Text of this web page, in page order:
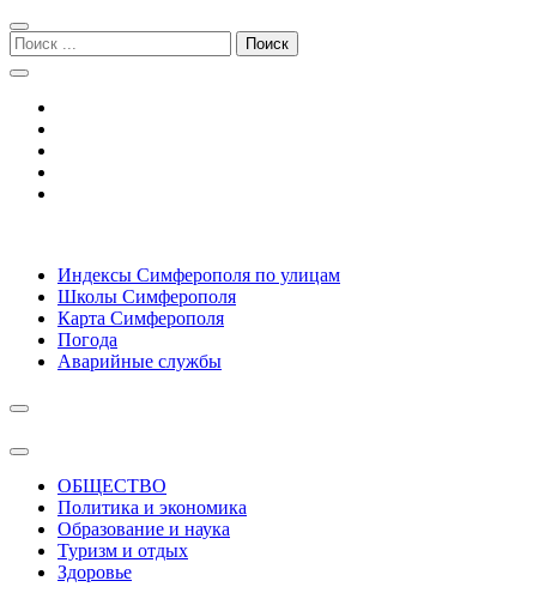
Перейти
к
навигации
Перейти
к
содержимому
Поиск:
Симферополь городской сайт
Индексы Симферополя по улицам
Школы Симферополя
Карта Симферополя
Погода
Аварийные службы
ОБЩЕСТВО
Политика и экономика
Образование и наука
Туризм и отдых
Здоровье